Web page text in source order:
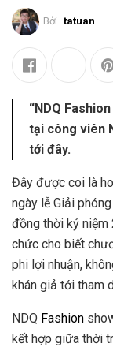
Bởi tatuan
“NDQ
tại công viên
tới đây.
Đây được coi là
ngày lễ Giải
đồng thời kỷ niệm
chức cho biết
phi lợi nhuận,
khán giả tới tham
NDQ Fashion
kết hợp giữa thời